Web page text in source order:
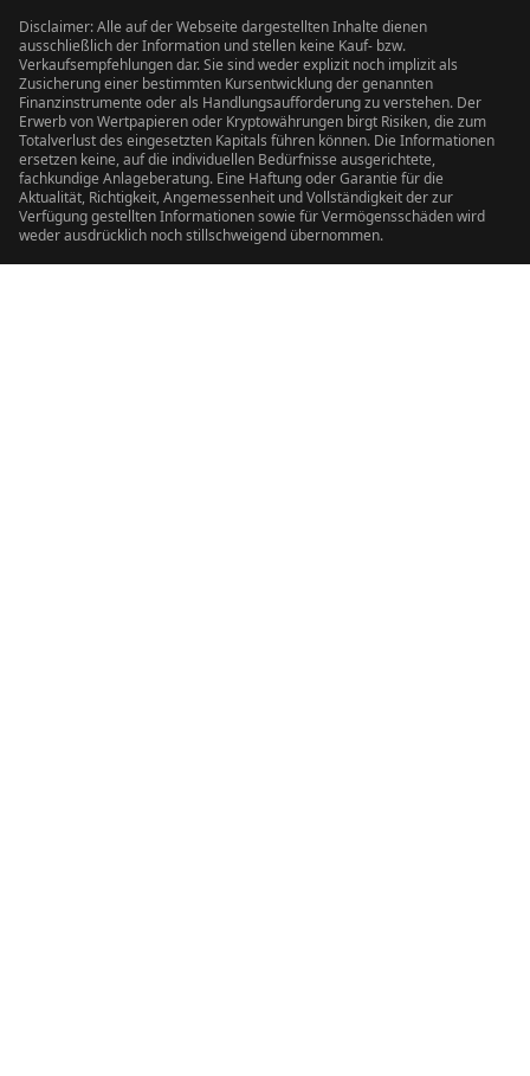
Disclaimer: Alle auf der Webseite dargestellten Inhalte dienen
ausschließlich der Information und stellen keine Kauf- bzw.
Verkaufsempfehlungen dar. Sie sind weder explizit noch implizit als
Zusicherung einer bestimmten Kursentwicklung der genannten
Finanzinstrumente oder als Handlungsaufforderung zu verstehen. Der
Erwerb von Wertpapieren oder Kryptowährungen birgt Risiken, die zum
Totalverlust des eingesetzten Kapitals führen können. Die Informationen
ersetzen keine, auf die individuellen Bedürfnisse ausgerichtete,
fachkundige Anlageberatung. Eine Haftung oder Garantie für die
Aktualität, Richtigkeit, Angemessenheit und Vollständigkeit der zur
Verfügung gestellten Informationen sowie für Vermögensschäden wird
weder ausdrücklich noch stillschweigend übernommen.